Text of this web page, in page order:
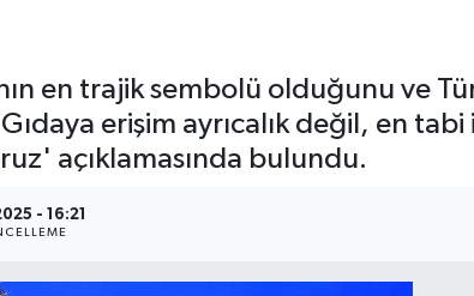
en trajik sembolü olduğunu ve
erişim ayrıcalık değil, en
açıklamasında bulundu.
- 16:21